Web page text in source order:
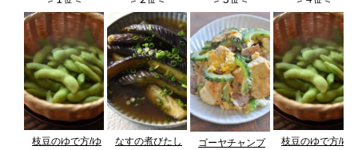
枝豆のゆで方/ゆ
なすの煮びたし
ゴーヤチャンプ
枝豆のゆで方/ゆ